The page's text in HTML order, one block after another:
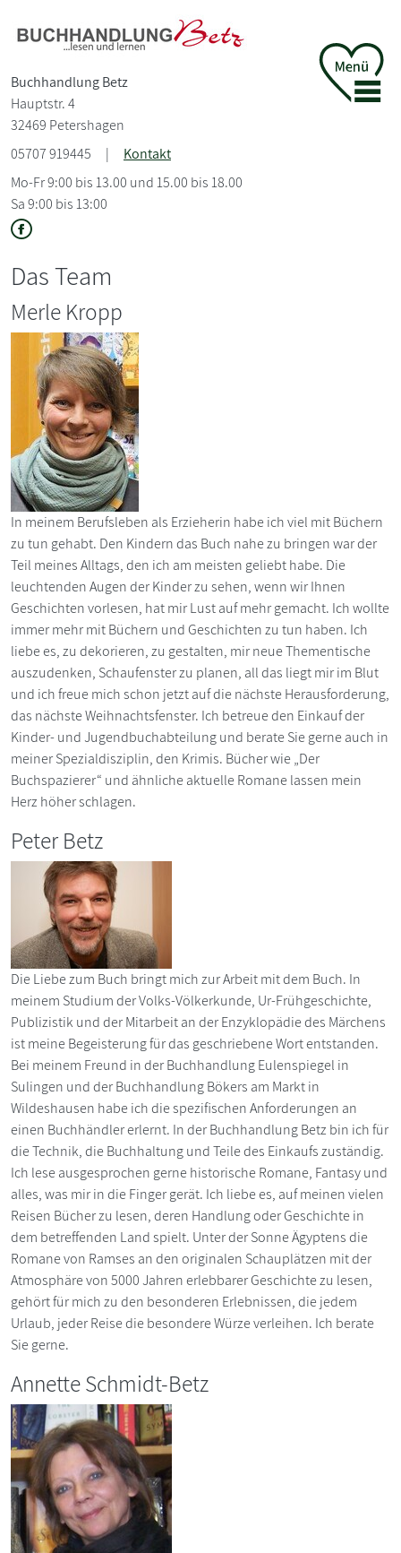
Buchhandlung Betz
Hauptstr. 4
32469 Petershagen
05707 919445
|
Kontakt
Mo-Fr 9:00 bis 13.00 und 15.00 bis 18.00
Sa 9:00 bis 13:00
Das Team
Merle Kropp
In meinem Berufsleben als Erzieherin habe ich viel mit Büchern
zu tun gehabt. Den Kindern das Buch nahe zu bringen war der
Teil meines Alltags, den ich am meisten geliebt habe. Die
leuchtenden Augen der Kinder zu sehen, wenn wir Ihnen
Geschichten vorlesen, hat mir Lust auf mehr gemacht. Ich wollte
immer mehr mit Büchern und Geschichten zu tun haben. Ich
liebe es, zu dekorieren, zu gestalten, mir neue Thementische
auszudenken, Schaufenster zu planen, all das liegt mir im Blut
und ich freue mich schon jetzt auf die nächste Herausforderung,
das nächste Weihnachtsfenster. Ich betreue den Einkauf der
Kinder- und Jugendbuchabteilung und berate Sie gerne auch in
meiner Spezialdisziplin, den Krimis. Bücher wie „Der
Buchspazierer“ und ähnliche aktuelle Romane lassen mein
Herz höher schlagen.
Peter Betz
Die Liebe zum Buch bringt mich zur Arbeit mit dem Buch. In
meinem Studium der Volks-Völkerkunde, Ur-Frühgeschichte,
Publizistik und der Mitarbeit an der Enzyklopädie des Märchens
ist meine Begeisterung für das geschriebene Wort entstanden.
Bei meinem Freund in der Buchhandlung Eulenspiegel in
Sulingen und der Buchhandlung Bökers am Markt in
Wildeshausen habe ich die spezifischen Anforderungen an
einen Buchhändler erlernt. In der Buchhandlung Betz bin ich für
die Technik, die Buchhaltung und Teile des Einkaufs zuständig.
Ich lese ausgesprochen gerne historische Romane, Fantasy und
alles, was mir in die Finger gerät. Ich liebe es, auf meinen vielen
Reisen Bücher zu lesen, deren Handlung oder Geschichte in
dem betreffenden Land spielt. Unter der Sonne Ägyptens die
Romane von Ramses an den originalen Schauplätzen mit der
Atmosphäre von 5000 Jahren erlebbarer Geschichte zu lesen,
gehört für mich zu den besonderen Erlebnissen, die jedem
Urlaub, jeder Reise die besondere Würze verleihen. Ich berate
Sie gerne.
Annette Schmidt-Betz